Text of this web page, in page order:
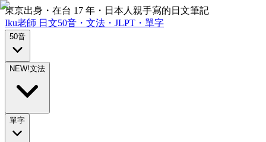
東京出身・在台 17 年・日本人親手寫的日文筆記
Iku老師 日文50音・文法・JLPT・單字
50音
NEW!文法
單字